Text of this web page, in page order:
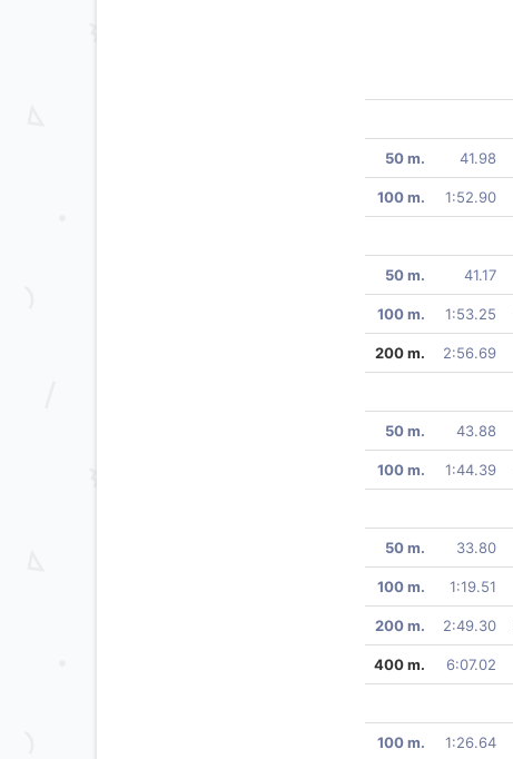
50 m. 41.98
100 m. 1:52.90
50 m. 41.17
100 m. 1:53.25
200 m. 2:56.69
50 m. 43.88
100 m. 1:44.39
50 m. 33.80
100 m. 1:19.51
200 m. 2:49.30
400 m. 6:07.02
100 m. 1:26.64